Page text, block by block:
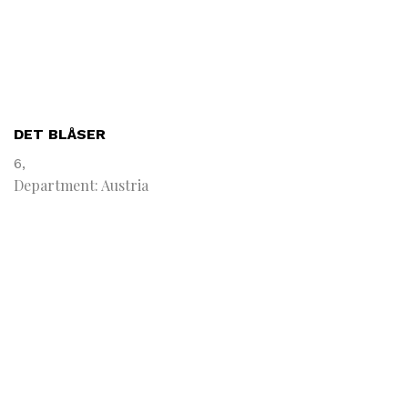
DET BLÅSER
6,
Department: Austria